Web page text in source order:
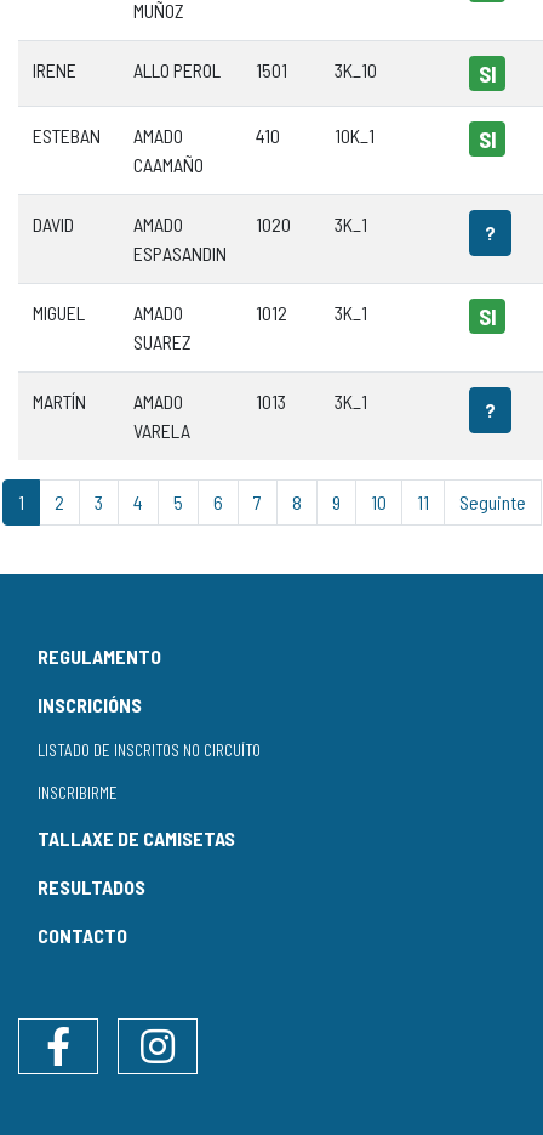
MUÑOZ
IRENE ALLO PEROL 1501 3K_10 SI
ESTEBAN
AMADO
CAAMAÑO
410 10K_1 SI
DAVID
AMADO
ESPASANDIN
1020 3K_1 ?
MIGUEL
AMADO
SUAREZ
1012 3K_1 SI
MARTÍN
AMADO
VARELA
1013 3K_1 ?
1 2 3 4 5 6 7 8 9 10 11 Seguinte
REGULAMENTO
INSCRICIÓNS
LISTADO DE INSCRITOS NO CIRCUÍTO
INSCRIBIRME
TALLAXE DE CAMISETAS
RESULTADOS
CONTACTO
Instagram